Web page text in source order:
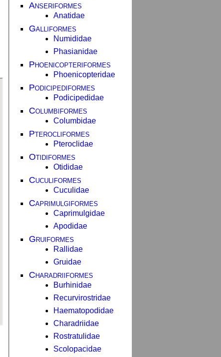
Anseriformes
Anatidae
Galliformes
Numididae
Phasianidae
Phoenicopteriformes
Phoenicopteridae
Podicipediformes
Podicipedidae
Columbiformes
Columbidae
Pterocliformes
Pteroclidae
Otidiformes
Otididae
Cuculiformes
Cuculidae
Caprimulgiformes
Caprimulgidae
Apodidae
Gruiformes
Rallidae
Gruidae
Charadriiformes
Burhinidae
Recurvirostridae
Haematopodidae
Charadriidae
Rostratulidae
Scolopacidae